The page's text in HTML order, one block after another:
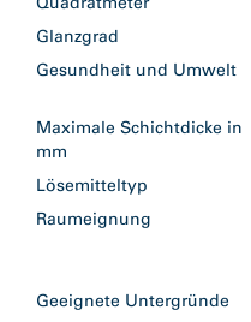
Glanzgrad
Gesundheit und Umwelt
Maximale Schichtdicke in
mm
Lösemitteltyp
Raumeignung
Geeignete Untergründe